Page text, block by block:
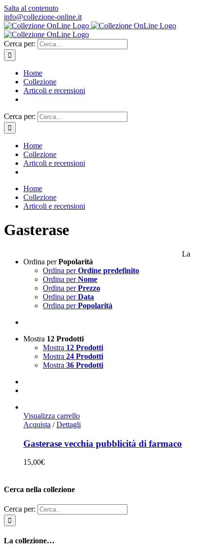
Salta al contenuto
info@collezione-online.it
Cerca per:
Home
Collezione
Articoli e recensioni
Cerca per:
Home
Collezione
Articoli e recensioni
Home
Collezione
Articoli e recensioni
Gasterase
Ordina perPopolarità
Ordina perOrdine predefinito
Ordina perNome
Ordina perPrezzo
Ordina perData
Ordina perPopolarità
Mostra 12 Prodotti
Mostra 12 Prodotti
Mostra 24 Prodotti
Mostra 36 Prodotti
Visualizza carrello
Acquista / Dettagli
Gasterase vecchia pubblicità di farmaco
15,00€
Cerca nella collezione
Cerca per:
La collezione…
La